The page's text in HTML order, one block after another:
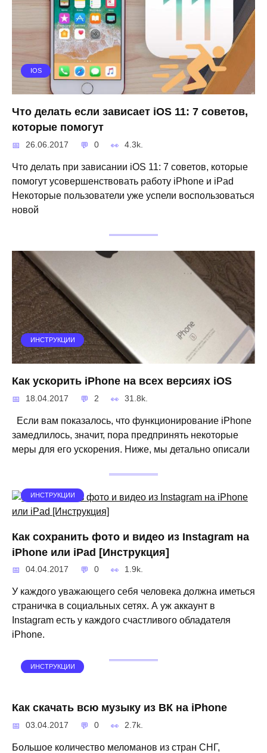
IOS
Что делать если зависает iOS 11: 7 советов,
которые помогут
26.06.2017 0 4.3k.
Что делать при зависании iOS 11: 7 советов, которые
помогут усовершенствовать работу iPhone и iPad
Некоторые пользователи уже успели воспользоваться
новой
ИНСТРУКЦИИ
Как ускорить iPhone на всех версиях iOS
18.04.2017 2 31.8k.
Если вам показалось, что функционирование iPhone
замедлилось, значит, пора предпринять некоторые
меры для его ускорения. Ниже, мы детально описали
ИНСТРУКЦИИ
Как сохранить фото и видео из Instagram на
iPhone или iPad [Инструкция]
04.04.2017 0 1.9k.
У каждого уважающего себя человека должна иметься
страничка в социальных сетях. А уж аккаунт в
Instagram есть у каждого счастливого обладателя
iPhone.
ИНСТРУКЦИИ
Как скачать всю музыку из ВК на iPhone
03.04.2017 0 2.7k.
Большое количество меломанов из стран СНГ,